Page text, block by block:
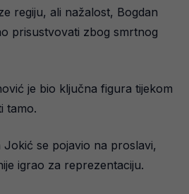
regiju, ali nažalost, Bogdan
prisustvovati zbog smrtnog
je bio ključna figura tijekom
tamo.
Jokić se pojavio na proslavi,
igrao za reprezentaciju.